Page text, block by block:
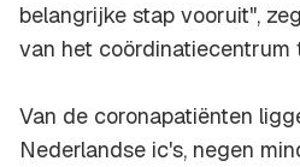
belangrijke stap vooruit",
van het coördinatiecentrum
Van de coronapatiënten
Nederlandse ic's, negen